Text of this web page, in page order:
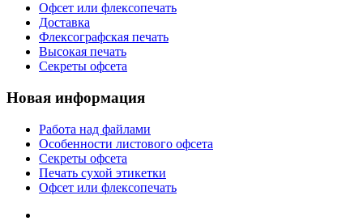
Офсет или флексопечать
Доставка
Флексографская печать
Высокая печать
Секреты офсета
Новая информация
Работа над файлами
Особенности листового офсета
Секреты офсета
Печать сухой этикетки
Офсет или флексопечать